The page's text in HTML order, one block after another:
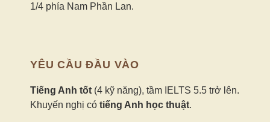
1/4 phía Nam Phần Lan.
YÊU CẦU ĐẦU VÀO
Tiếng Anh tốt (4 kỹ năng), tầm IELTS 5.5 trở lên.
Khuyến nghị có tiếng Anh học thuật.